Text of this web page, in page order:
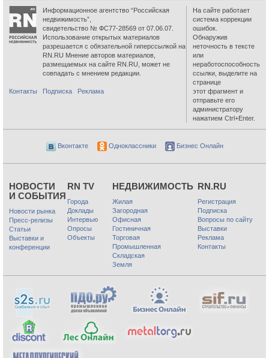
Информационное агентство “Российская
недвижимость”,
свидетельство № ФС77-28569 от 07.06.07.
Использование открытых материалов
разрешается с обязательной гиперссылкой на
RN.RU Мнение авторов материалов,
размещаемых на сайте RN.RU, может не
совпадать с мнением редакции.
Контакты Подписка Реклама
На сайте работает
система коррекции
ошибок.
Обнаружив
неточность в тексте
или
неработоспособность
ссылки, выделите на
странице
этот фрагмент и
отправьте его
администратору
нажатием Ctrl+Enter.
Вконтакте Одноклассники Бизнес Онлайн
НОВОСТИ
И СОБЫТИЯ
Новости рынка
Пресс-релизы
Статьи
Выставки и
конференции
RN TV
Города
Доклады
Интервью
Опросы
Объекты
НЕДВИЖИМОСТЬ
Жилая
Загородная
Офисная
Гостиничная
Торговая
Промышленная
Складская
Земля
RN.RU
Регистрация
Подписка
Вопросы по сайту
Выставки
Реклама
Контакты